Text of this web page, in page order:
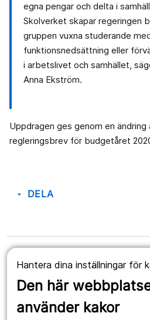
Hantera dina inställningar för
Den här
använder kakor
egna pengar och delta i
Skolverket skapar regeringen
gruppen vuxna studerande
funktionsnedsättning eller
i arbetslivet och samhället,
Anna Ekström.
Uppdragen ges genom en
regleringsbrev för budgetåret
arrow_drop_down DELA
Hade du nytta av innehållet på
JA NEJ
Senast